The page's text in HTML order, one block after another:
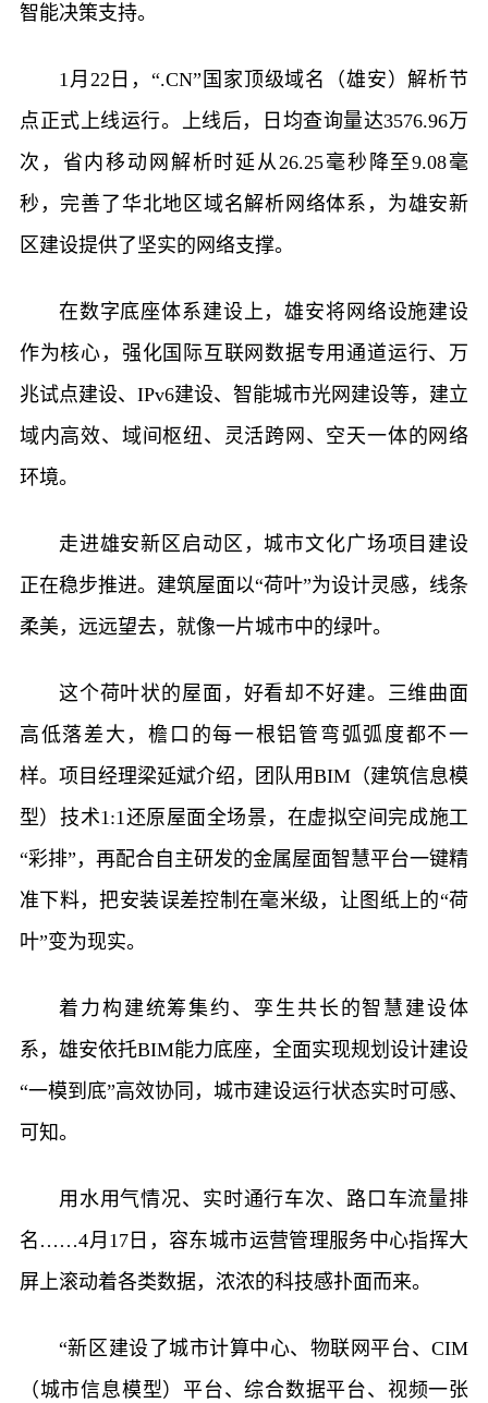
智能决策支持。
1月22日，“.CN”国家顶级域名（雄安）解析节
点正式上线运行。上线后，日均查询量达3576.96万
次，省内移动网解析时延从26.25毫秒降至9.08毫
秒，完善了华北地区域名解析网络体系，为雄安新
区建设提供了坚实的网络支撑。
在数字底座体系建设上，雄安将网络设施建设
作为核心，强化国际互联网数据专用通道运行、万
兆试点建设、IPv6建设、智能城市光网建设等，建立
域内高效、域间枢纽、灵活跨网、空天一体的网络
环境。
走进雄安新区启动区，城市文化广场项目建设
正在稳步推进。建筑屋面以“荷叶”为设计灵感，线条
柔美，远远望去，就像一片城市中的绿叶。
这个荷叶状的屋面，好看却不好建。三维曲面
高低落差大，檐口的每一根铝管弯弧弧度都不一
样。项目经理梁延斌介绍，团队用BIM（建筑信息模
型）技术1:1还原屋面全场景，在虚拟空间完成施工
“彩排”，再配合自主研发的金属屋面智慧平台一键精
准下料，把安装误差控制在毫米级，让图纸上的“荷
叶”变为现实。
着力构建统筹集约、孪生共长的智慧建设体
系，雄安依托BIM能力底座，全面实现规划设计建设
“一模到底”高效协同，城市建设运行状态实时可感、
可知。
用水用气情况、实时通行车次、路口车流量排
名……4月17日，容东城市运营管理服务中心指挥大
屏上滚动着各类数据，浓浓的科技感扑面而来。
“新区建设了城市计算中心、物联网平台、CIM
（城市信息模型）平台、综合数据平台、视频一张